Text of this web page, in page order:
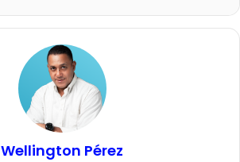
Wellington Pérez